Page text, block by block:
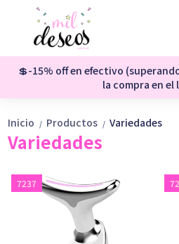
💲-15% off en efectivo
la compra en el
Inicio / Productos / Variedades
Variedades
7237